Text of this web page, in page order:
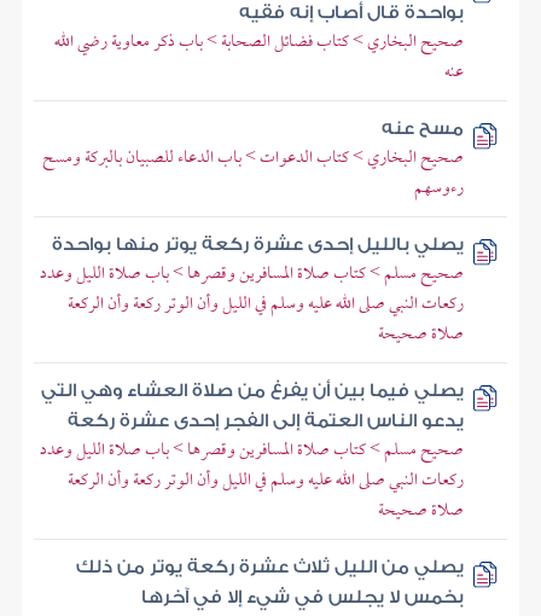
بواحدة قال أصاب إنه فقيه
صحيح البخاري > كتاب فضائل الصحابة > باب ذكر معاوية رضي الله
عنه
مسح عنه
صحيح البخاري > كتاب الدعوات > باب الدعاء للصبيان بالبركة ومسح
رءوسهم
يصلي بالليل إحدى عشرة ركعة يوتر منها بواحدة
صحيح مسلم > كتاب صلاة المسافرين وقصرها > باب صلاة الليل وعدد
ركعات النبي صلى الله عليه وسلم في الليل وأن الوتر ركعة وأن الركعة
صلاة صحيحة
يصلي فيما بين أن يفرغ من صلاة العشاء وهي التي
يدعو الناس العتمة إلى الفجر إحدى عشرة ركعة
صحيح مسلم > كتاب صلاة المسافرين وقصرها > باب صلاة الليل وعدد
ركعات النبي صلى الله عليه وسلم في الليل وأن الوتر ركعة وأن الركعة
صلاة صحيحة
يصلي من الليل ثلاث عشرة ركعة يوتر من ذلك
بخمس لا يجلس في شيء إلا في آخرها